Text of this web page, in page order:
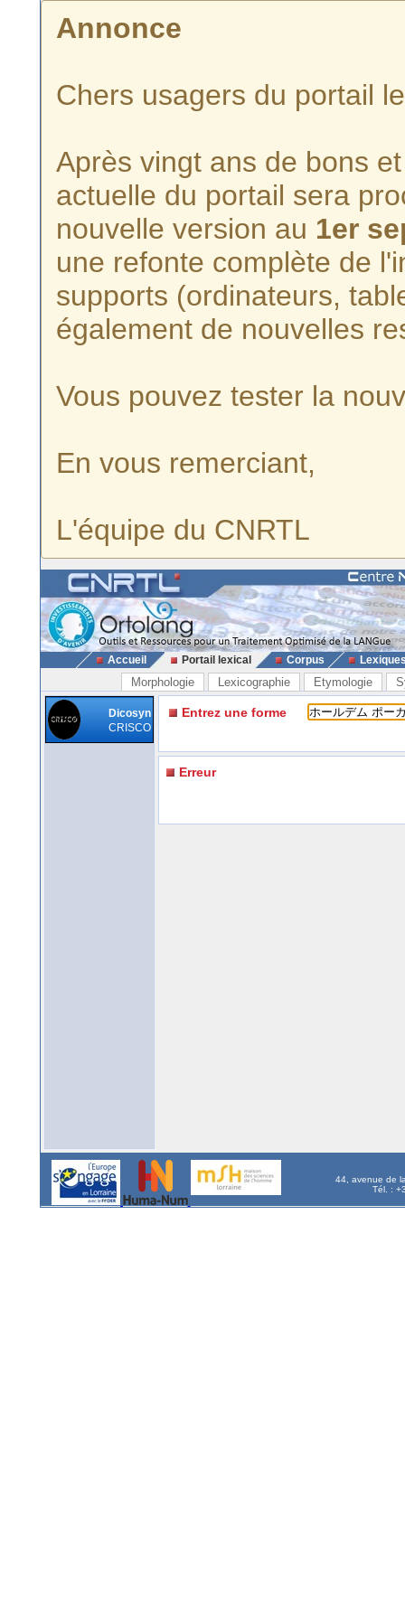
Annonce
Chers usagers du portail
Après vingt ans de bons
actuelle du portail sera
nouvelle version au 1er
une refonte complète de
supports (ordinateurs,
également de nouvelles
Vous pouvez tester la
En vous remerciant,
L'équipe du CNRTL
Accueil Portail lexical Corpus
Morphologie Lexicographie Etymologie
Dicosyn
CRISCO
Entrez une forme
Erreur
44, avenue de
Tél. :